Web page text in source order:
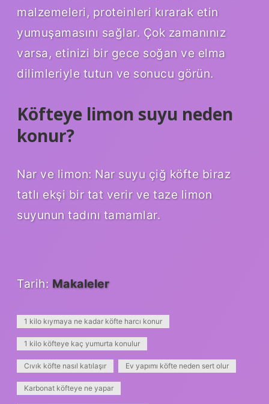
malzemeleri, proteinleri kırarak etin
yumuşamasını sağlar. Çok zamanınız
varsa, etinizi bir gece soğan ve elma
dilimleriyle tutun ve sonucu görün.
Köfteye limon suyu neden
konur?
Nar ve limon: Nar suyu çiğ köfte biraz
tatlı ekşi bir tat verir ve taze limon
suyunun tadını tamamlar.
Tarih: Makaleler
1 kilo kıymaya ne kadar köfte harcı konur
1 kilo köfteye kaç yumurta konulur
Cıvık köfte nasıl katılaşır Ev yapımı köfte neden sert olur
Karbonat köfteye ne yapar